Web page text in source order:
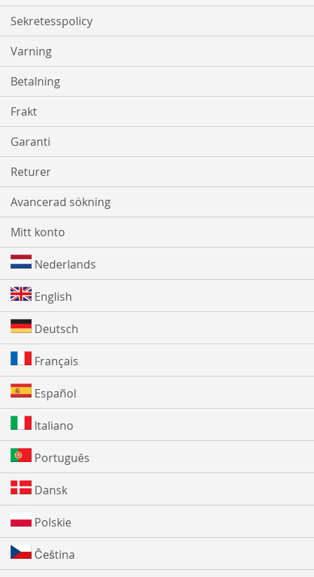
Sekretesspolicy
Varning
Betalning
Frakt
Garanti
Returer
Avancerad sökning
Mitt konto
Nederlands
English
Deutsch
Français
Español
Italiano
Português
Dansk
Polskie
Čeština